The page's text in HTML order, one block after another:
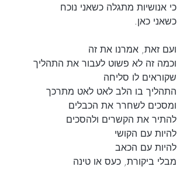
כי אנושיות מתגלה כשאני נוכח
כשאני כאן.
ועם זאת, אמרנו את זה
וכמה זה לא פשוט לעבור את התהליך
שקוראים לו סליחה
התהליך בו הלב לאט לאט מתרכך
ומסכים לשחרר את הכבלים
להתיר את הקשרים ולהסכים
להיות עם הקושי
להיות עם הכאב
מבלי ביקורת, כעס או טינה